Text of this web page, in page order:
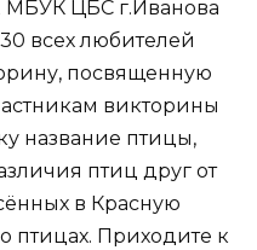
МБУК ЦБС г.Иванова
всех любителей
посвященную
викторины
название птицы,
птиц друг от
в Красную
птицах. Приходите к